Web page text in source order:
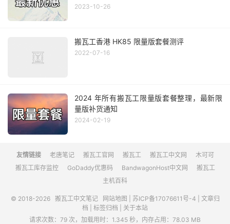
2023-10-26
搬瓦工香港 HK85 限量版套餐测评
2022-07-16
2024 年所有搬瓦工限量版套餐整理，最新限
量版补货通知
2024-02-19
友情链接 老唐笔记 搬瓦工官网 搬瓦工 搬瓦工中文网
木可可
搬瓦工库存监控
GoDaddy优惠码 BandwagonHost中文网
搬瓦工
主机百科
© 2018-2026 搬瓦工中文笔记 网站地图 苏ICP备17076611号-4
文章归
档
标签归档
关于本站
请求次数：79 次，加载用时：1.345 秒，内存占用：78.03 MB